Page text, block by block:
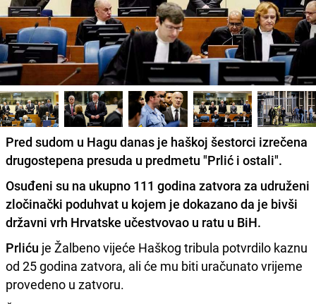
Pred sudom u Hagu danas je haškoj šestorci izrečena
drugostepena presuda u predmetu "Prlić i ostali".
Osuđeni su na ukupno 111 godina zatvora za udruženi
zločinački poduhvat u kojem je dokazano da je bivši
državni vrh Hrvatske učestvovao u ratu u BiH.
Prliću je Žalbeno vijeće Haškog tribula potvrdilo kaznu
od 25 godina zatvora, ali će mu biti uračunato vrijeme
provedeno u zatvoru.